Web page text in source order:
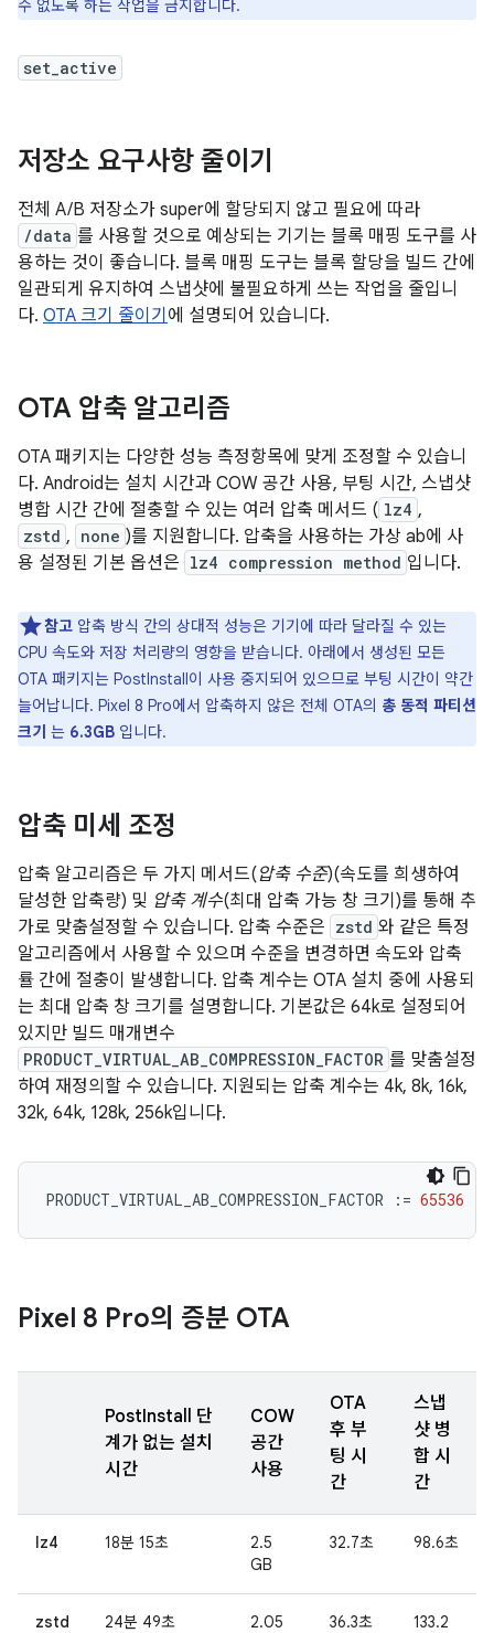
수 없도록 하는 작업을 금지합니다.
set_active
저장소 요구사항 줄이기
전체 A/B 저장소가 super에 할당되지 않고 필요에 따라
/data 를 사용할 것으로 예상되는 기기는 블록 매핑 도구를 사
용하는 것이 좋습니다. 블록 매핑 도구는 블록 할당을 빌드 간에
일관되게 유지하여 스냅샷에 불필요하게 쓰는 작업을 줄입니
다. OTA 크기 줄이기 에 설명되어 있습니다.
OTA 압축 알고리즘
OTA 패키지는 다양한 성능 측정항목에 맞게 조정할 수 있습니
다. Android는 설치 시간과 COW 공간 사용, 부팅 시간, 스냅샷
병합 시간 간에 절충할 수 있는 여러 압축 메서드 ( lz4 ,
zstd , none )를 지원합니다. 압축을 사용하는 가상 ab에 사
용 설정된 기본 옵션은 lz4 compression method 입니다.
참고 압축 방식 간의 상대적 성능은 기기에 따라 달라질 수 있는
CPU 속도와 저장 처리량의 영향을 받습니다. 아래에서 생성된 모든
OTA 패키지는 PostInstall이 사용 중지되어 있으므로 부팅 시간이 약간
늘어납니다. Pixel 8 Pro에서 압축하지 않은 전체 OTA의 총 동적 파티션
크기 는 6.3GB 입니다.
압축 미세 조정
압축 알고리즘은 두 가지 메서드(압축 수준)(속도를 희생하여
달성한 압축량) 및 압축 계수(최대 압축 가능 창 크기)를 통해 추
가로 맞춤설정할 수 있습니다. 압축 수준은 zstd 와 같은 특정
알고리즘에서 사용할 수 있으며 수준을 변경하면 속도와 압축
률 간에 절충이 발생합니다. 압축 계수는 OTA 설치 중에 사용되
는 최대 압축 창 크기를 설명합니다. 기본값은 64k로 설정되어
있지만 빌드 매개변수
PRODUCT_VIRTUAL_AB_COMPRESSION_FACTOR 를 맞춤설정
하여 재정의할 수 있습니다. 지원되는 압축 계수는 4k, 8k, 16k,
32k, 64k, 128k, 256k입니다.
PRODUCT_VIRTUAL_AB_COMPRESSION_FACTOR := 65536
Pixel 8 Pro의 증분 OTA
PostInstall 단
계가 없는 설치
시간
COW
공간
사용
OTA
후 부
팅 시
간
스냅
샷 병
합 시
간
lz4 18분 15초
2.5
GB
32.7초 98.6초
zstd 24분 49초
2.05
36.3초
133.2